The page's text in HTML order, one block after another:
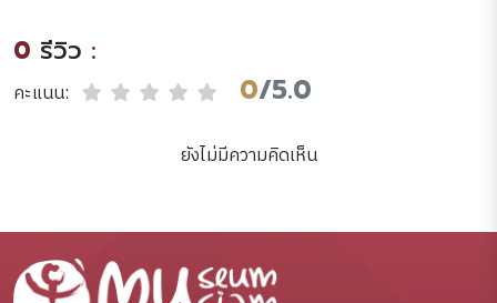
เฉลิมชนมพรรษา 80
พรรษา 5 ธันวามคม
2550.
0 รีวิว :
คะแนน: 0/5.0
ยังไม่มีความคิดเห็น